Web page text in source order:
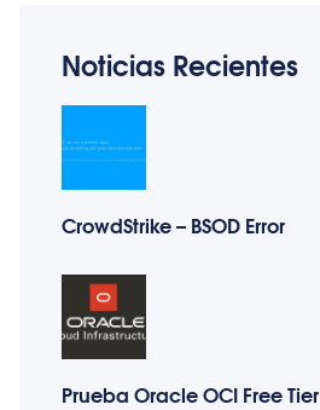
Noticias Recientes
CrowdStrike – BSOD Error
Prueba Oracle OCI Free Tier